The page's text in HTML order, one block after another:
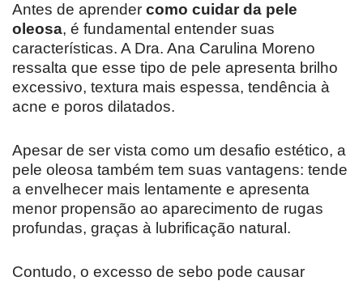
Antes de aprender como cuidar da pele
oleosa, é fundamental entender suas
características. A Dra. Ana Carulina Moreno
ressalta que esse tipo de pele apresenta brilho
excessivo, textura mais espessa, tendência à
acne e poros dilatados.
Apesar de ser vista como um desafio estético, a
pele oleosa também tem suas vantagens: tende
a envelhecer mais lentamente e apresenta
menor propensão ao aparecimento de rugas
profundas, graças à lubrificação natural.
Contudo, o excesso de sebo pode causar